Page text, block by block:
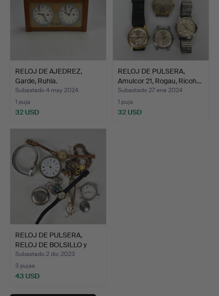
RELOJ DE AJEDREZ,
Garde, Ruhla.
Subastado 4 may 2024
1 puja
32 USD
RELOJ DE PULSERA,
Amulcor 21, Rogau, Ricoh…
Subastado 27 ene 2024
1 puja
32 USD
RELOJ DE PULSERA,
RELOJ DE BOLSILLO y
más.
Subastado 2 dic 2023
3 pujas
43 USD